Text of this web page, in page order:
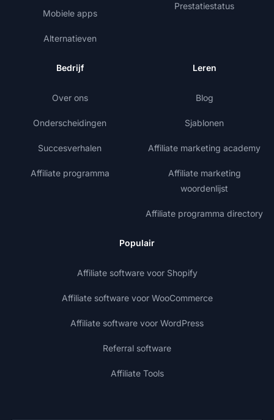
Mobiele apps
Alternatieven
Prestatiestatus
Bedrijf
Over ons
Onderscheidingen
Succesverhalen
Affiliate programma
Leren
Blog
Sjablonen
Affiliate marketing academy
Affiliate marketing
woordenlijst
Affiliate programma directory
Populair
Affiliate software voor Shopify
Affiliate software voor WooCommerce
Affiliate software voor WordPress
Referral software
Affiliate Tools